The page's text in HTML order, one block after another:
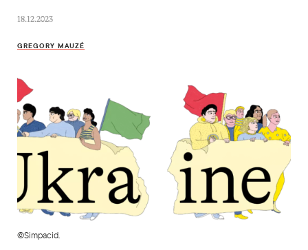
18.12.2023
GREGORY MAUZÉ
©Simpacid.